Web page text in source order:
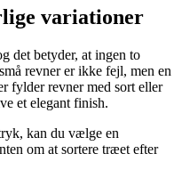
variationer
det betyder, at ingen to
revner er ikke fejl, men en
fylder revner med sort eller
et elegant finish.
kan du vælge en
om at sortere træet efter